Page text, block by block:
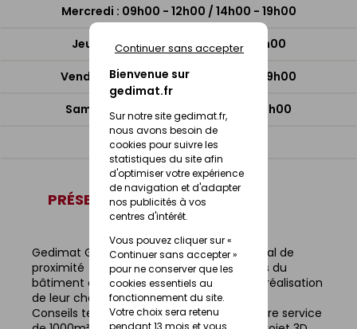
Bienvenue sur
gedimat.fr
Sur notre site gedimat.fr,
nous avons besoin de
cookies pour suivre les
statistiques du site afin
d'optimiser votre expérience
de navigation et d'adapter
nos publicités à vos
centres d'intérêt.
Vous pouvez cliquer sur «
Continuer sans accepter »
pour ne conserver que les
cookies essentiels au
fonctionnement du site.
Votre choix sera retenu
pendant 13 mois et vous
Continuer sans accepter
Mercredi : 09h00 - 12h00 / 14h00 - 19h00
Jeudi : 09h00 - 12h00 / 14h00 - 19h00
Vendredi : 09h00 - 12h00 / 14h00 - 19h00
Samedi : 09h00 - 12h30 / 14h00 - 18h00
Dimanche : Fermé
PRÉSENTATION DU MAGASIN
Gedimat Guenée Lécousse, négoce familial de
proximité accompagne les professionnels du
bâtiment comme des particuliers pour la réalisation
de leur chantiers et projets
Conseils techniques, suivi de chantiers , libre service